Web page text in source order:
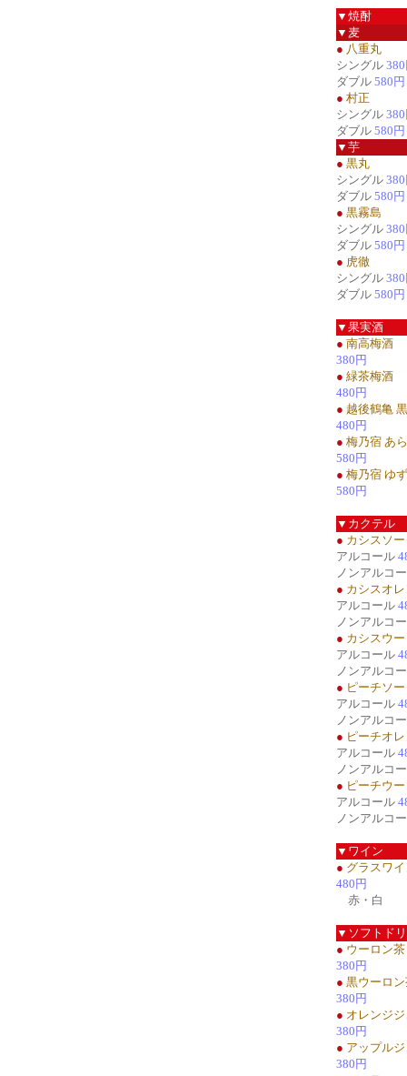
▼焼酎
▼麦
● 八重丸
シングル
ダブル 580円
● 村正
シングル
ダブル 580円
▼芋
● 黒丸
シングル
ダブル 580円
● 黒霧島
シングル
ダブル 580円
● 虎徹
シングル
ダブル 580円
▼果実酒
● 南高梅酒
380円
● 緑茶梅酒
480円
● 越後鶴亀
480円
● 梅乃宿 あ
580円
● 梅乃宿 ゆ
580円
▼カクテル
● カシスソ
アルコール
ノンアルコ
● カシスオ
アルコール
ノンアルコ
● カシスウ
アルコール
ノンアルコ
● ピーチソ
アルコール
ノンアルコ
● ピーチオ
アルコール
ノンアルコ
● ピーチウ
アルコール
ノンアルコ
▼ワイン
● グラスワ
480円
赤・白
▼ソフトド
● ウーロン茶
380円
● 黒ウーロ
380円
● オレンジ
380円
● アップル
380円